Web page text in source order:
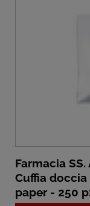
Farmacia
Cuffia
paper - 250